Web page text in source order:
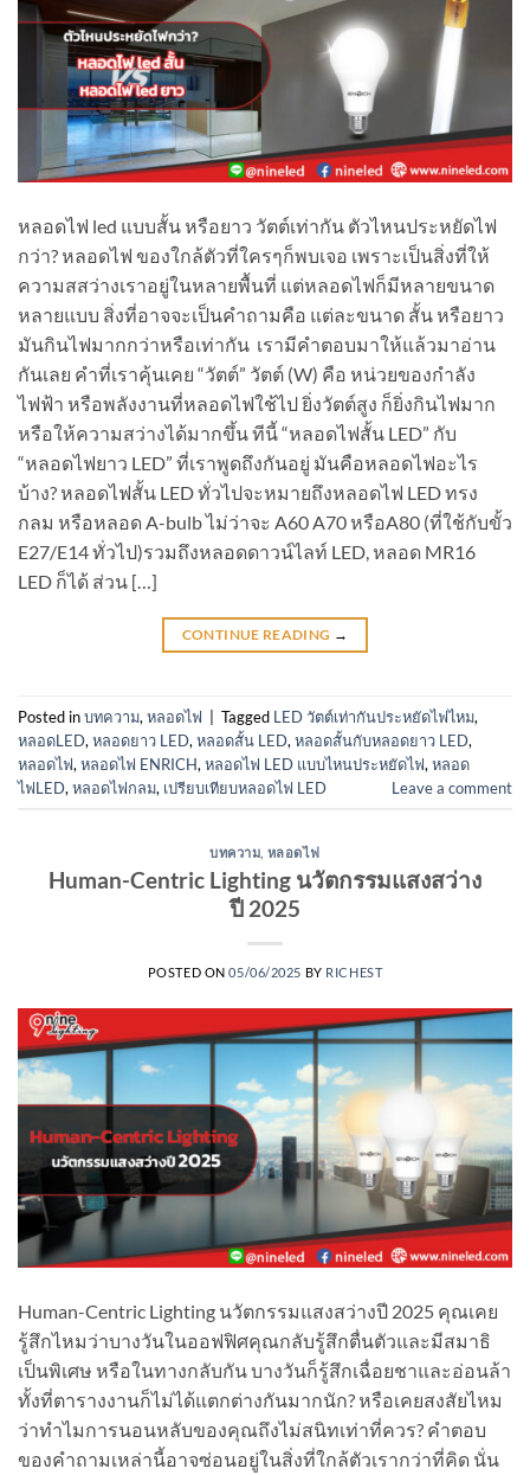
หลอดไฟ led แบบสั้น หรือยาว วัตต์เท่ากัน ตัวไหนประหยัดไฟ
กว่า? หลอดไฟ ของใกล้ตัวที่ใครๆก็พบเจอ เพราะเป็นสิ่งที่ให้
ความสสว่างเราอยู่ในหลายพื้นที่ แต่หลอดไฟก็มีหลายขนาด
หลายแบบ สิ่งที่อาจจะเป็นคำถามคือ แต่ละขนาด สั้น หรือยาว
มันกินไฟมากกว่าหรือเท่ากัน เรามีคำตอบมาให้แล้วมาอ่าน
กันเลย คำที่เราคุ้นเคย “วัตต์” วัตต์ (W) คือ หน่วยของกำลัง
ไฟฟ้า หรือพลังงานที่หลอดไฟใช้ไป ยิ่งวัตต์สูง ก็ยิ่งกินไฟมาก
หรือให้ความสว่างได้มากขึ้น ทีนี้ “หลอดไฟสั้น LED” กับ
“หลอดไฟยาว LED” ที่เราพูดถึงกันอยู่ มันคือหลอดไฟอะไร
บ้าง? หลอดไฟสั้น LED ทั่วไปจะหมายถึงหลอดไฟ LED ทรง
กลม หรือหลอด A-bulb ไม่ว่าจะ A60 A70 หรือA80 (ที่ใช้กับขั้ว
E27/E14 ทั่วไป)รวมถึงหลอดดาวน์ไลท์ LED, หลอด MR16
LED ก็ได้ ส่วน […]
CONTINUE READING →
Posted inบทความ, หลอดไฟ Tagged LED วัตต์เท่ากันประหยัดไฟไหม,
หลอดLED, หลอดยาว LED, หลอดสั้น LED, หลอดสั้นกับหลอดยาว LED,
หลอดไฟ, หลอดไฟ ENRICH, หลอดไฟ LED แบบไหนประหยัดไฟ, หลอด
ไฟLED, หลอดไฟกลม, เปรียบเทียบหลอดไฟ LED Leave a comment
บทความ หลอดไฟ
Human-Centric Lighting นวัตกรรมแสงสว่าง
ปี 2025
POSTED ON05/06/2025 BY RICHEST
Human-Centric Lighting นวัตกรรมแสงสว่างปี 2025 คุณเคย
รู้สึกไหมว่าบางวันในออฟฟิศคุณกลับรู้สึกตื่นตัวและมีสมาธิ
เป็นพิเศษ หรือในทางกลับกัน บางวันก็รู้สึกเฉื่อยชาและอ่อนล้า
ทั้งที่ตารางงานก็ไม่ได้แตกต่างกันมากนัก? หรือเคยสงสัยไหม
ว่าทำไมการนอนหลับของคุณถึงไม่สนิทเท่าที่ควร? คำตอบ
ของคำถามเหล่านี้อาจซ่อนอยู่ในสิ่งที่ใกล้ตัวเรากว่าที่คิด นั่น